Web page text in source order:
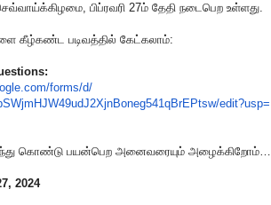
பிப்ரவரி 27ம் தேதி நடைபெற உள்ளது.
கீழ்கண்ட படிவத்தில் கேட்கலாம்:
forms/d/
neg541qBrEPtsw/edit?usp=
கொண்டு பயன்பெற அனைவரையும் அழைக்கிறோம்…
2024